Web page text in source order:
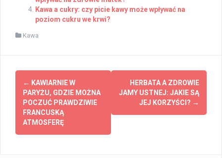
Kawa a cukry: czy picie kawy może wpływać na
poziom cukru we krwi?
Kawa
Post
navigation
← KAWIARNIE W
PARYŻU, GDZIE MOŻNA
POCZUĆ PRAWDZIWIE
FRANCUSKĄ
ATMOSFERĘ
HERBATA A ZDROWIE
JAMY USTNEJ: JAKIE SĄ
JEJ KORZYŚCI? →